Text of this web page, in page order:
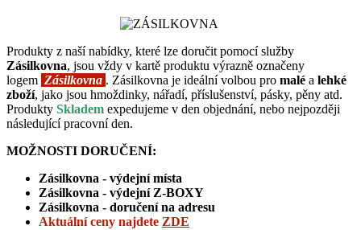
Produkty z naší nabídky, které lze doručit pomocí služby
Zásilkovna, jsou vždy v kartě produktu výrazně označeny
logem Zásilkovna . Zásilkovna je ideální volbou pro malé a lehké
zboží, jako jsou hmoždinky, nářadí, příslušenství, pásky, pěny atd.
Produkty Skladem expedujeme v den objednání, nebo nejpozději
následující pracovní den.
MOŽNOSTI DORUČENÍ:
Zásilkovna - výdejní místa
Zásilkovna - výdejní Z-BOXY
Zásilkovna - doručení na adresu
Aktuální ceny najdete ZDE